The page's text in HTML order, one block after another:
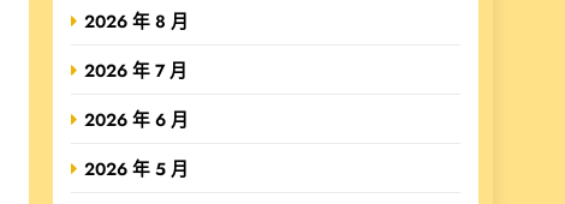
2026 年 8 月
2026 年 7 月
2026 年 6 月
2026 年 5 月